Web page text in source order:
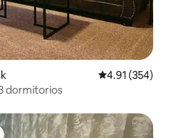
Calificación
4.91 (354)
dormitorios